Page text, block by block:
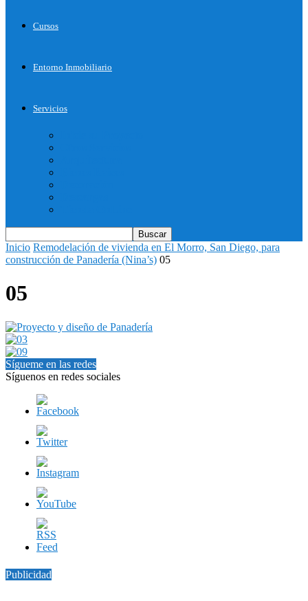
Cursos
Entorno Inmobiliario
Servicios
Inicio Remodelación de vivienda en El Morro, San Diego, para
construcción de Panadería (Nina’s) 05
05
Sígueme en las redes
Síguenos en redes sociales
Publicidad